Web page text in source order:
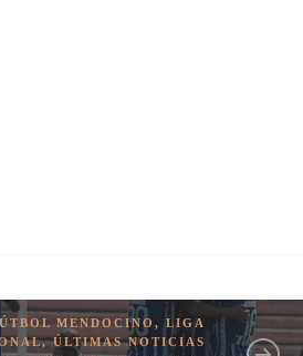
MENDOCINO,LIGA
,ÚLTIMAS NOTICIAS